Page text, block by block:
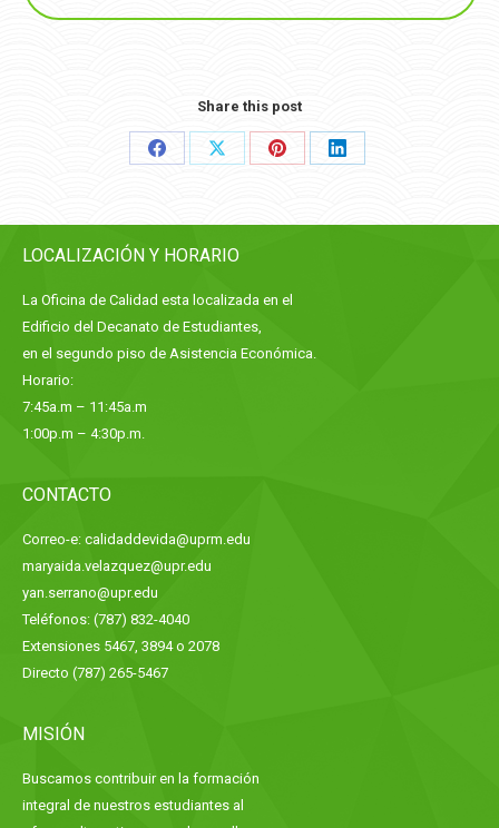
Share this post
Share
Facebook
Share
X
Share
Pinterest
Share
LinkedIn
LOCALIZACIÓN Y HORARIO
La Oficina de Calidad esta localizada en el
Edificio del Decanato de Estudiantes,
en el segundo piso de Asistencia Económica.
Horario:
7:45a.m – 11:45a.m
1:00p.m – 4:30p.m.
CONTACTO
Correo-e: calidaddevida@uprm.edu
maryaida.velazquez@upr.edu
yan.serrano@upr.edu
Teléfonos: (787) 832-4040
Extensiones 5467, 3894 o 2078
Directo (787) 265-5467
MISIÓN
Buscamos contribuir en la formación
integral de nuestros estudiantes al